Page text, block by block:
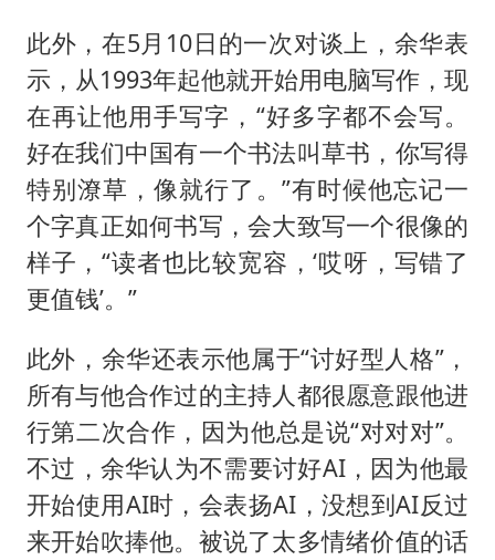
此外，在5月10日的一次对谈上，余华表
示，从1993年起他就开始用电脑写作，现
在再让他用手写字，“好多字都不会写。
好在我们中国有一个书法叫草书，你写得
特别潦草，像就行了。”有时候他忘记一
个字真正如何书写，会大致写一个很像的
样子，“读者也比较宽容，‘哎呀，写错了
更值钱’。”
此外，余华还表示他属于“讨好型人格”，
所有与他合作过的主持人都很愿意跟他进
行第二次合作，因为他总是说“对对对”。
不过，余华认为不需要讨好AI，因为他最
开始使用AI时，会表扬AI，没想到AI反过
来开始吹捧他。被说了太多情绪价值的话